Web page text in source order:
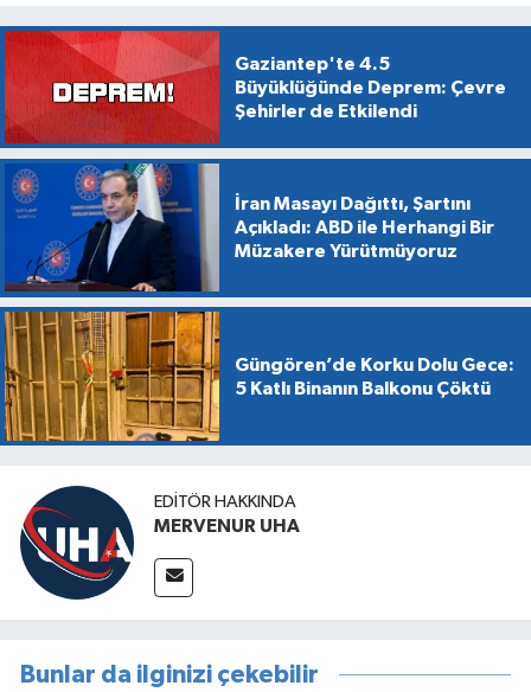
Gaziantep'te 4.5
Büyüklüğünde Deprem: Çevre
Şehirler de Etkilendi
İran Masayı Dağıttı, Şartını
Açıkladı: ABD ile Herhangi Bir
Müzakere Yürütmüyoruz
Güngören’de Korku Dolu Gece:
5 Katlı Binanın Balkonu Çöktü
EDITÖR HAKKINDA
MERVENUR UHA
Bunlar da ilginizi çekebilir